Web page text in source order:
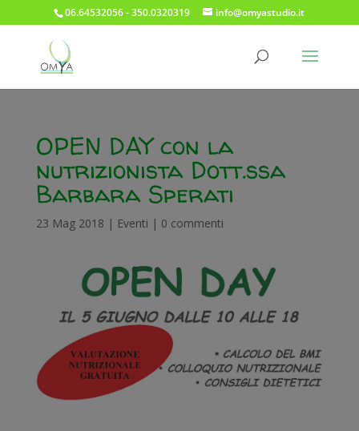
06.64532056 - 350.0320319 info@omyastudio.it
OPEN DAY con la
nutrizionista Dott.ssa
Barbara Sperati
23 Mag 2018 | Eventi | 0 commenti